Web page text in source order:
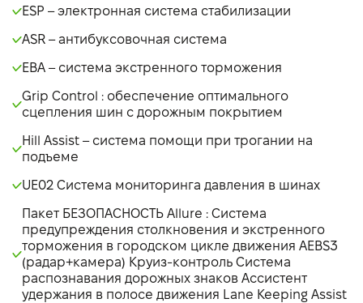
ESP – электронная система стабилизации
ASR – антибуксовочная система
EBA – система экстренного торможения
Grip Control : обеспечение оптимального
сцепления шин с дорожным покрытием
Hill Assist – система помощи при трогании на
подъеме
UE02 Система мониторинга давления в шинах
Пакет БЕЗОПАСНОСТЬ Allure : Система
предупреждения столкновения и экстренного
торможения в городском цикле движения AEBS3
(радар+камера) Круиз-контроль Система
распознавания дорожных знаков Ассистент
удержания в полосе движения Lane Keeping Assist